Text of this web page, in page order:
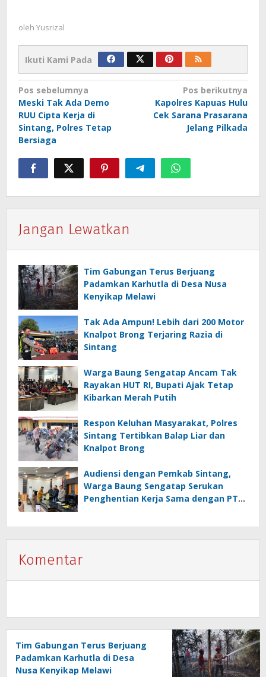
oleh Yusrizal
Ikuti Kami Pada
Navigasi
pos
Pos sebelumnya
Meski Tak Ada Demo
RUU Cipta Kerja di
Sintang, Polres Tetap
Bersiaga
Pos berikutnya
Kapolres Kapuas Hulu
Cek Sarana Prasarana
Jelang Pilkada
Jangan Lewatkan
Tim Gabungan Terus Berjuang
Padamkan Karhutla di Desa Nusa
Kenyikap Melawi
Tak Ada Ampun! Lebih dari 200 Motor
Knalpot Brong Terjaring Razia di
Sintang
Warga Baung Sengatap Ancam Tak
Rayakan HUT RI, Bupati Ajak Tetap
Kibarkan Merah Putih
Respon Keluhan Masyarakat, Polres
Sintang Tertibkan Balap Liar dan
Knalpot Brong
Audiensi dengan Pemkab Sintang,
Warga Baung Sengatap Serukan
Penghentian Kerja Sama dengan PT
Komentar
Tim Gabungan Terus Berjuang
Padamkan Karhutla di Desa
Nusa Kenyikap Melawi